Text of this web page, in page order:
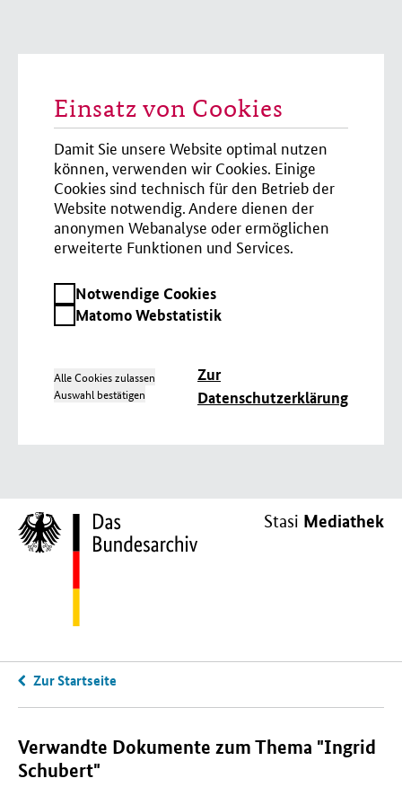
Einsatz von Cookies
Damit Sie unsere Website optimal nutzen
können, verwenden wir Cookies. Einige
Cookies sind technisch für den Betrieb der
Website notwendig. Andere dienen der
anonymen Webanalyse oder ermöglichen
erweiterte Funktionen und Services.
Notwendige
Cookies
Notwendige Cookies
Matomo
Matomo Webstatistik
Alle Cookies zulassen
Auswahl bestätigen
Zur
Datenschutzerklärung
Stasi Mediathek
Zur Startseite
Verwandte Dokumente zum Thema "Ingrid
Schubert"